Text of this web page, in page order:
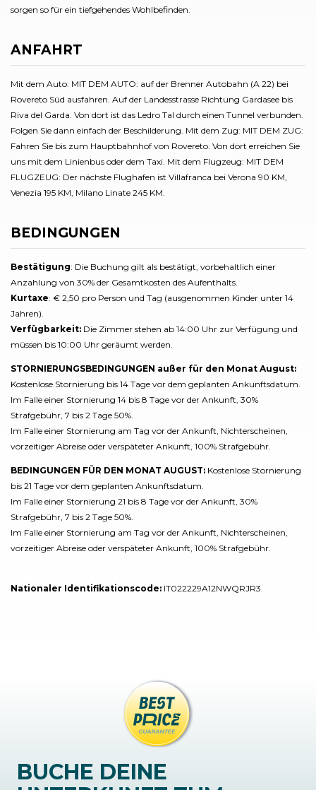
sorgen so für ein tiefgehendes Wohlbefinden.
ANFAHRT
Mit dem Auto: MIT DEM AUTO: auf der Brenner Autobahn (A 22) bei
Rovereto Süd ausfahren. Auf der Landesstrasse Richtung Gardasee bis
Riva del Garda. Von dort ist das Ledro Tal durch einen Tunnel verbunden.
Folgen Sie dann einfach der Beschilderung. Mit dem Zug: MIT DEM ZUG:
Fahren Sie bis zum Hauptbahnhof von Rovereto. Von dort erreichen Sie
uns mit dem Linienbus oder dem Taxi. Mit dem Flugzeug: MIT DEM
FLUGZEUG: Der nächste Flughafen ist Villafranca bei Verona 90 KM,
Venezia 195 KM, Milano Linate 245 KM.
BEDINGUNGEN
Bestätigung: Die Buchung gilt als bestätigt, vorbehaltlich einer
Anzahlung von 30% der Gesamtkosten des Aufenthalts.
Kurtaxe: € 2,50 pro Person und Tag (ausgenommen Kinder unter 14
Jahren).
Verfügbarkeit: Die Zimmer stehen ab 14:00 Uhr zur Verfügung und
müssen bis 10:00 Uhr geräumt werden.
STORNIERUNGSBEDINGUNGEN außer für den Monat August:
Kostenlose Stornierung bis 14 Tage vor dem geplanten Ankunftsdatum.
Im Falle einer Stornierung 14 bis 8 Tage vor der Ankunft, 30%
Strafgebühr, 7 bis 2 Tage 50%.
Im Falle einer Stornierung am Tag vor der Ankunft, Nichterscheinen,
vorzeitiger Abreise oder verspäteter Ankunft, 100% Strafgebühr.
BEDINGUNGEN FÜR DEN MONAT AUGUST: Kostenlose Stornierung
bis 21 Tage vor dem geplanten Ankunftsdatum.
Im Falle einer Stornierung 21 bis 8 Tage vor der Ankunft, 30%
Strafgebühr, 7 bis 2 Tage 50%.
Im Falle einer Stornierung am Tag vor der Ankunft, Nichterscheinen,
vorzeitiger Abreise oder verspäteter Ankunft, 100% Strafgebühr.
Nationaler Identifikationscode: IT022229A12NWQRJR3
BUCHE DEINE